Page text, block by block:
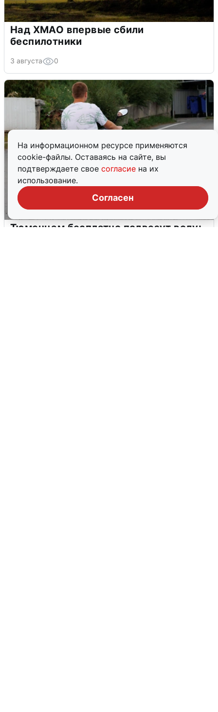
На информационном ресурсе применяются
cookie-файлы. Оставаясь на сайте, вы
подтверждаете свое согласие на их
использование.
Согласен
Над ХМАО впервые сбили
беспилотники
3 августа 0
Тюменцам бесплатно подвезут воду: